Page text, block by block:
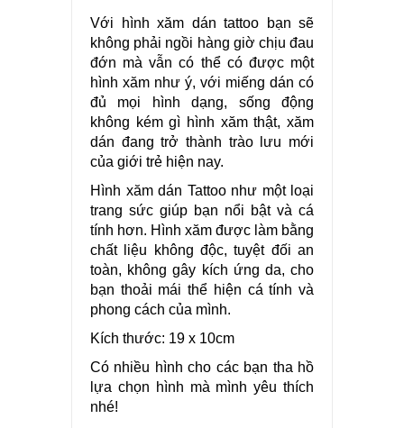
Với hình xăm dán tattoo bạn sẽ
không phải ngồi hàng giờ chịu đau
đớn mà vẫn có thể có được một
hình xăm như ý, với miếng dán có
đủ mọi hình dạng, sống động
không kém gì hình xăm thật, xăm
dán đang trở thành trào lưu mới
của giới trẻ hiện nay.
Hình xăm dán Tattoo như một loại
trang sức giúp bạn nổi bật và cá
tính hơn. Hình xăm được làm bằng
chất liệu không độc, tuyệt đối an
toàn, không gây kích ứng da, cho
bạn thoải mái thể hiện cá tính và
phong cách của mình.
Kích thước: 19 x 10cm
Có nhiều hình cho các bạn tha hồ
lựa chọn hình mà mình yêu thích
nhé!